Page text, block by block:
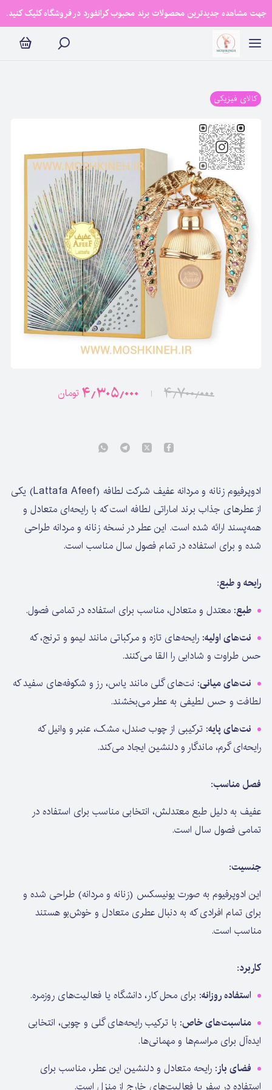
جهت مشاهده جدیدترین محصولات برند محبوب کرانفورد در فروشگاه کلیک کنید.
کالای فیزیکی
۴٫۷۰۰٫۰۰۰ ۴٫۳۰۵٫۰۰۰ تومان
ادوپرفیوم زنانه و مردانه عفیف شرکت لطافه (Lattafa Afeef)
یکی
از عطرهای جذاب برند اماراتی لطافه است که با رایحه‌ای متعادل و
همه‌پسند ارائه شده است. این عطر در نسخه زنانه و مردانه طراحی
شده و برای استفاده در تمام فصول سال مناسب است.
رایحه و طبع:
طبع: معتدل و متعادل، مناسب برای استفاده در تمامی فصول.
نت‌های اولیه: رایحه‌های تازه و مرکباتی مانند لیمو و ترنج، که
حس طراوت و شادابی را القا می‌کنند.
نت‌های میانی: نت‌های گلی مانند یاس، رز و شکوفه‌های سفید که
لطافت و حس لطیفی به عطر می‌بخشند.
نت‌های پایه: ترکیبی از چوب صندل، مشک، عنبر و وانیل که
رایحه‌ای گرم، ماندگار و دلنشین ایجاد می‌کند.
فصل مناسب:
عفیف به دلیل طبع معتدلش، انتخابی مناسب برای استفاده در
تمامی فصول سال است.
جنسیت:
این ادوپرفیوم به صورت یونیسکس (زنانه و مردانه) طراحی شده و
برای تمام افرادی که به دنبال عطری متعادل و خوش‌بو هستند
مناسب است.
کاربرد:
استفاده روزانه: برای محل کار، دانشگاه یا فعالیت‌های روزمره.
مناسبت‌های خاص: با ترکیب رایحه‌های گلی و چوبی، انتخابی
ایده‌آل برای مراسم‌ها و مهمانی‌ها.
فضای باز: رایحه متعادل و دلنشین این عطر، مناسب برای